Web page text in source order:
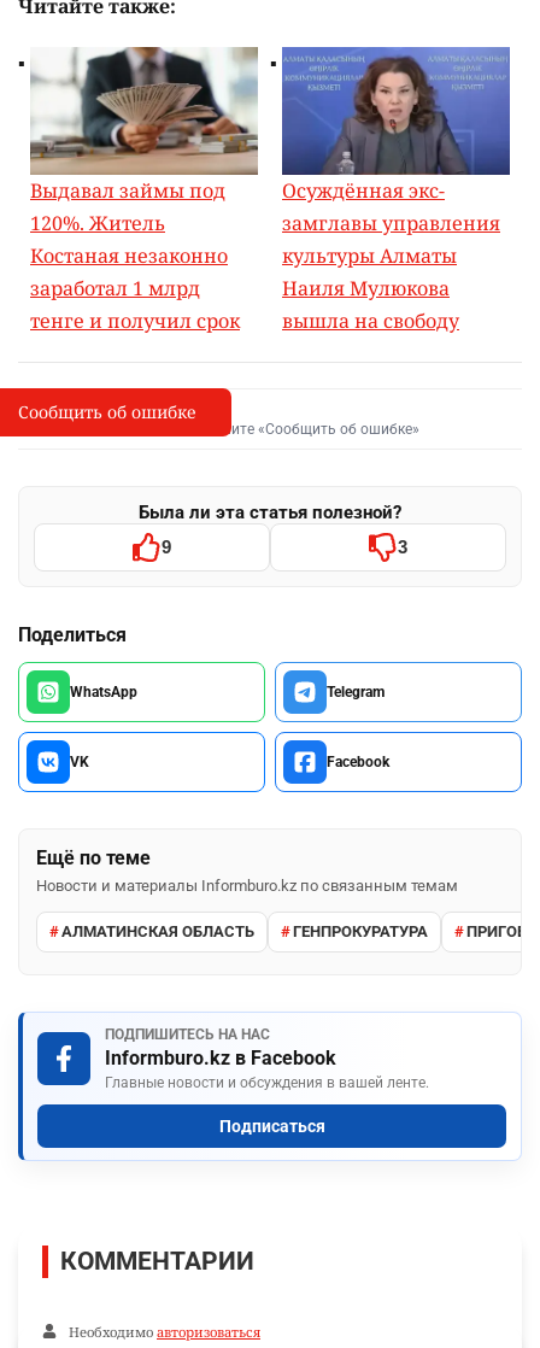
Читайте также:
Выдавал займы под
120%. Житель
Костаная незаконно
заработал 1 млрд
тенге и получил срок
Осуждённая экс-
замглавы управления
культуры Алматы
Наиля Мулюкова
вышла на свободу
I
Сообщить об опечатке
Выделите фрагмент и нажмите «Сообщить об ошибке»
Была ли эта статья полезной?
9 3
Поделиться
WhatsApp Telegram
VK Facebook
Ещё по теме
Новости и материалы Informburo.kz по связанным темам
АЛМАТИНСКАЯ ОБЛАСТЬ ГЕНПРОКУРАТУРА
ПОДПИШИТЕСЬ НА НАС
Informburo.kz в Facebook
Главные новости и обсуждения в вашей ленте.
Подписаться
Сообщить об ошибке
КОММЕНТАРИИ
Необходимо авторизоваться